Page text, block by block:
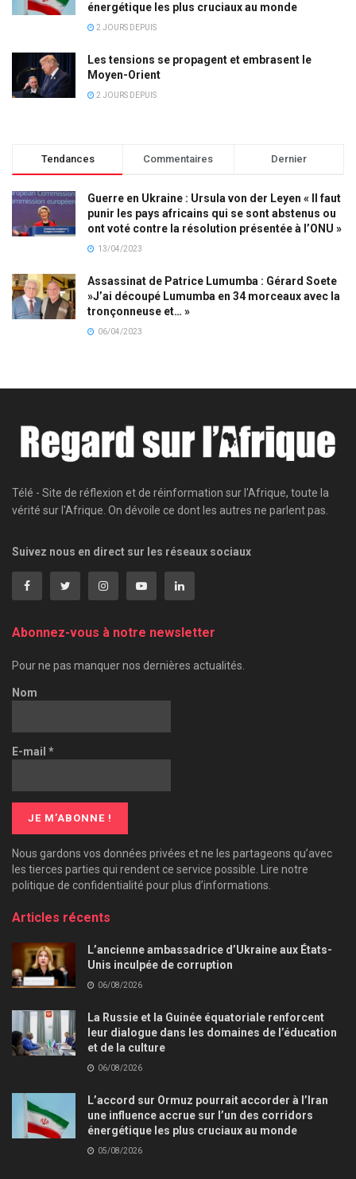
énergétique les plus cruciaux au monde
2 JOURS DEPUIS
Les tensions se propagent et embrasent le
Moyen-Orient
2 JOURS DEPUIS
Tendances Commentaires Dernier
Guerre en Ukraine : Ursula von der Leyen « Il faut
punir les pays africains qui se sont abstenus ou
ont voté contre la résolution présentée à l’ONU »
13/04/2023
Assassinat de Patrice Lumumba : Gérard Soete
»J’ai découpé Lumumba en 34 morceaux avec la
tronçonneuse et… »
06/04/2023
Télé - Site de réflexion et de réinformation sur l'Afrique, toute la
vérité sur l'Afrique. On dévoile ce dont les autres ne parlent pas.
Suivez nous en direct sur les réseaux sociaux
Abonnez-vous à notre newsletter
Pour ne pas manquer nos dernières actualités.
Nom
E-mail *
Nous gardons vos données privées et ne les partageons qu’avec
les tierces parties qui rendent ce service possible. Lire notre
politique de confidentialité pour plus d’informations.
Articles récents
L’ancienne ambassadrice d’Ukraine aux États-
Unis inculpée de corruption
06/08/2026
La Russie et la Guinée équatoriale renforcent
leur dialogue dans les domaines de l’éducation
et de la culture
06/08/2026
L’accord sur Ormuz pourrait accorder à l’Iran
une influence accrue sur l’un des corridors
énergétique les plus cruciaux au monde
05/08/2026